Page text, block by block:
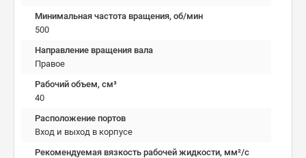
Минимальная частота вращения, об/мин
500
Направление вращения вала
Правое
Рабочий объем, см³
40
Расположение портов
Вход и выход в корпусе
Рекомендуемая вязкость рабочей жидкости, мм²/с